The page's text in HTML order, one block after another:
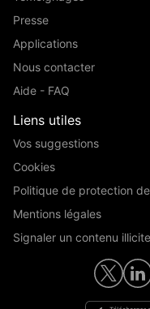
Presse
Applications
Nous contacter
Aide - FAQ
Liens utiles
Vos suggestions
Cookies
Politique de protection
Mentions légales
Signaler un contenu illicite